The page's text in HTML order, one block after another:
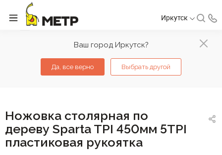
Ваш город Иркутск?
Да, все верно Выбрать другой
Иркутск
Ножовка столярная по
дереву Sparta TPI 450мм 5TPI
пластиковая рукоятка